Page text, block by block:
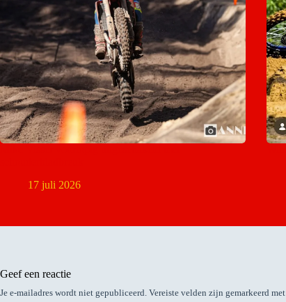
17 juli 2026
Geef een reactie
Je e-mailadres wordt niet gepubliceerd. Vereiste velden zijn gemarkeerd met